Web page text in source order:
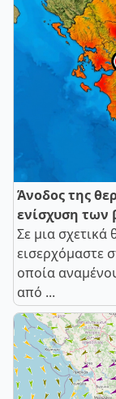
Άνοδος της
ενίσχυση των
Σε μια σχετικά
εισερχόμαστε
οποία
από ...